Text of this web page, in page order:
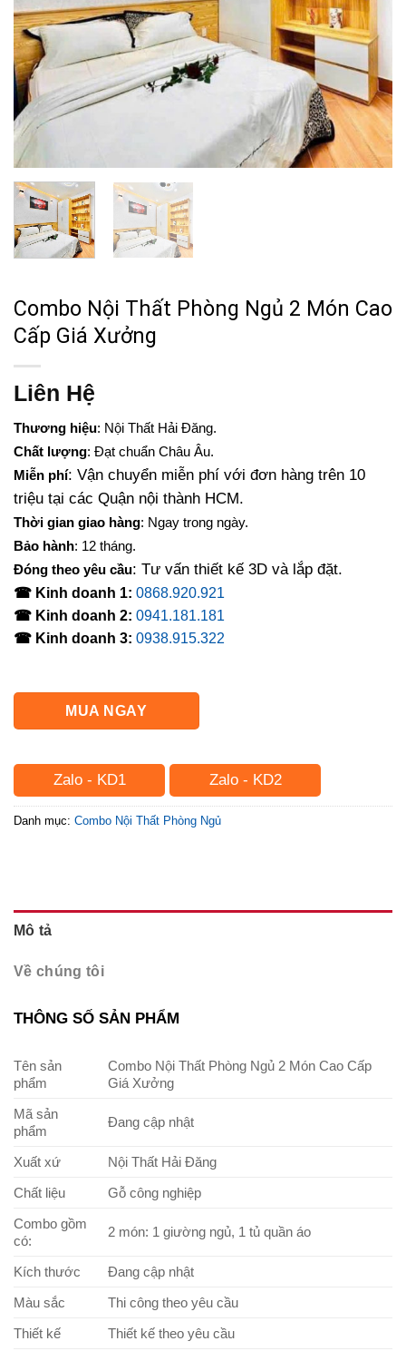
Combo Nội Thất Phòng Ngủ 2 Món Cao
Cấp Giá Xưởng
Liên Hệ
Thương hiệu: Nội Thất Hải Đăng.
Chất lượng: Đạt chuẩn Châu Âu.
Miễn phí: Vận chuyển miễn phí với đơn hàng trên 10
triệu tại các Quận nội thành HCM.
Thời gian giao hàng: Ngay trong ngày.
Bảo hành: 12 tháng.
Đóng theo yêu cầu: Tư vấn thiết kế 3D và lắp đặt.
☎ Kinh doanh 1: 0868.920.921
☎ Kinh doanh 2: 0941.181.181
☎ Kinh doanh 3: 0938.915.322
MUA NGAY
Zalo - KD1 Zalo - KD2
Danh mục: Combo Nội Thất Phòng Ngủ
Mô tả
Về chúng tôi
THÔNG SỐ SẢN PHẨM
Tên sản
phẩm
Combo Nội Thất Phòng Ngủ 2 Món Cao Cấp
Giá Xưởng
Mã sản
phẩm
Đang cập nhật
Xuất xứ
Nội Thất Hải Đăng
Chất liệu
Gỗ công nghiệp
Combo gồm
có:
2 món: 1 giường ngủ, 1 tủ quần áo
Kích thước
Đang cập nhật
Màu sắc
Thi công theo yêu cầu
Thiết kế
Thiết kế theo yêu cầu